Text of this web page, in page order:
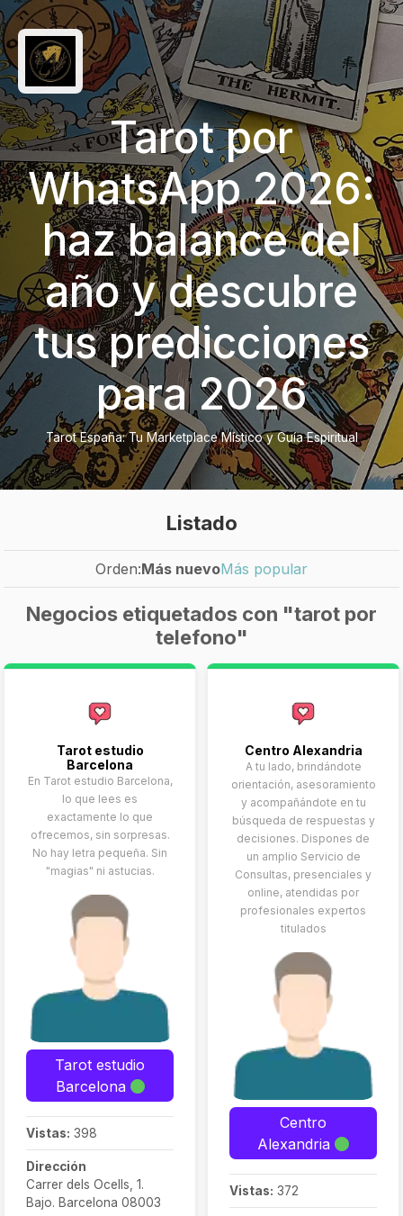
Tarot por
WhatsApp 2026:
haz balance del
año y descubre
tus predicciones
para 2026
Tarot España: Tu Marketplace Místico y Guía Espiritual
Listado
Orden:Más nuevoMás popular
Negocios etiquetados con "tarot por
telefono"
Tarot estudio
Barcelona
En Tarot estudio Barcelona,
lo que lees es
exactamente lo que
ofrecemos, sin sorpresas.
No hay letra pequeña. Sin
"magias" ni astucias.
Tarot estudio
Barcelona
Vistas: 398
Dirección
Carrer dels Ocells, 1.
Bajo. Barcelona 08003
Centro Alexandria
A tu lado, brindándote
orientación, asesoramiento
y acompañándote en tu
búsqueda de respuestas y
decisiones. Dispones de
un amplio Servicio de
Consultas, presenciales y
online, atendidas por
profesionales expertos
titulados
Centro
Alexandria
Vistas: 372